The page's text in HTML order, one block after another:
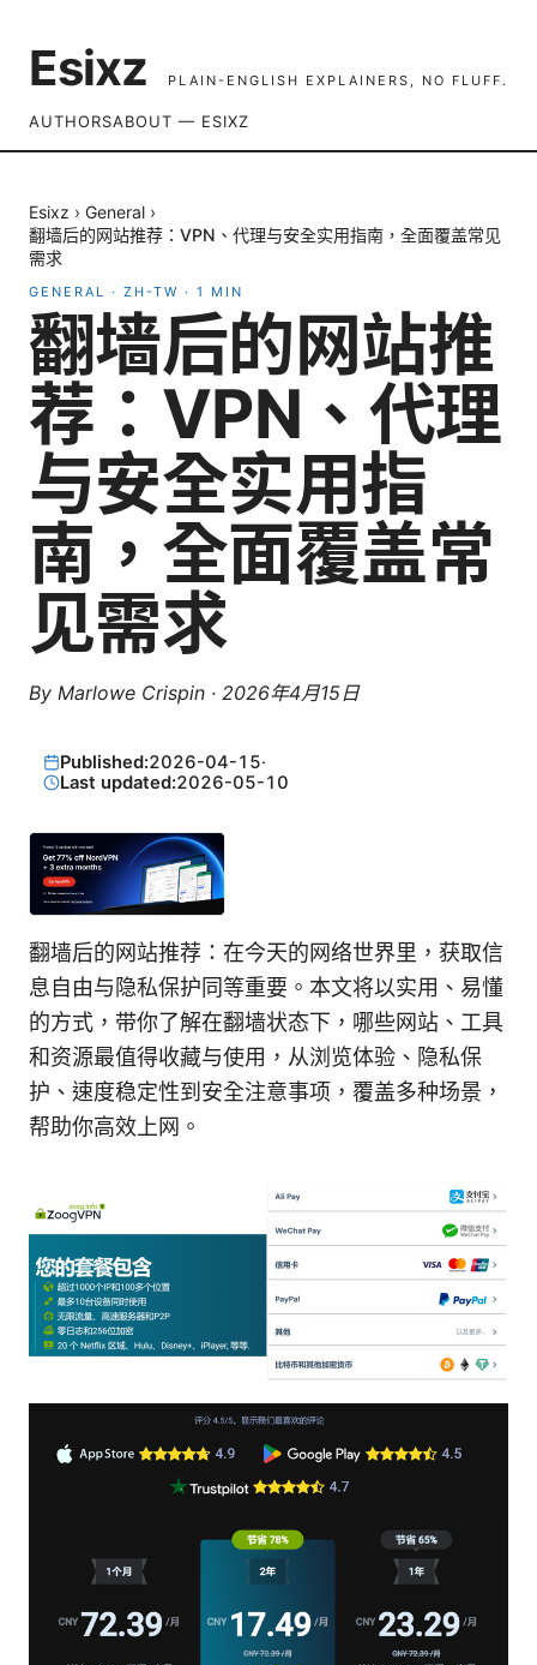
Esixz PLAIN-ENGLISH EXPLAINERS, NO FLUFF.
AUTHORSABOUT — ESIXZ
Esixz › General ›
翻墙后的网站推荐：VPN、代理与安全实用指南，全面覆盖常见
需求
GENERAL · ZH-TW · 1 MIN
翻墙后的网站推
荐：VPN、代理
与安全实用指
南，全面覆盖常
见需求
By Marlowe Crispin · 2026年4月15日
Published:2026-04-15·
Last updated:2026-05-10
翻墙后的网站推荐：在今天的网络世界里，获取信
息自由与隐私保护同等重要。本文将以实用、易懂
的方式，带你了解在翻墙状态下，哪些网站、工具
和资源最值得收藏与使用，从浏览体验、隐私保
护、速度稳定性到安全注意事项，覆盖多种场景，
帮助你高效上网。